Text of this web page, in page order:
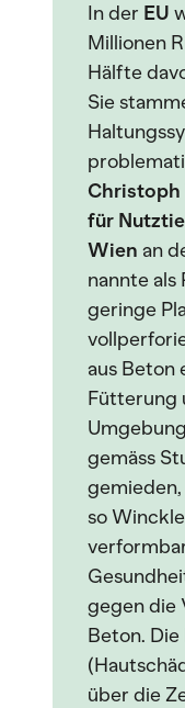
In der EU
Millionen
Hälfte
Sie
für
Wien an
nannte
geringe
aus Beton
Fütterung
gemäss
so
gegen die
Beton.
über die